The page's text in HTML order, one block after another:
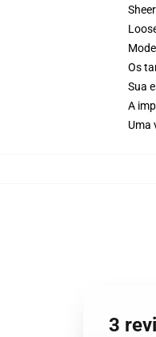
Os
Sua
A
Uma
3